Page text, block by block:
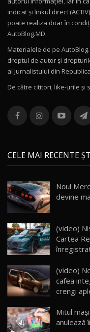
16:27
11
Noul
12
Noul
16:48
13
36:08
chinez
/17:27
15 14:37
16
13:10
17 20:06
Va fi
30:08
indicat și linkul direct
poate realiza doar în
AutoBlog.MD.
Materialele de pe
dreptul de autor și
al Jurnalistului din
De către cititori, like-urile şi
CELE MAI RECENTE
Noul
devine
(video)
Cartea
(video)
cafea
crengi
Mitul
anulează